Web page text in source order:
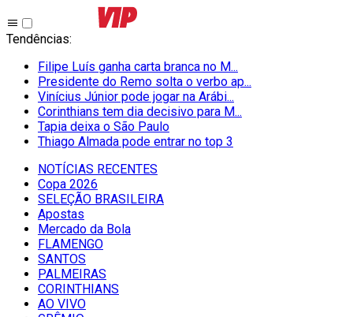
Tendências:
Filipe Luís ganha carta branca no M...
Presidente do Remo solta o verbo ap...
Vinícius Júnior pode jogar na Arábi...
Corinthians tem dia decisivo para M...
Tapia deixa o São Paulo
Thiago Almada pode entrar no top 3
NOTÍCIAS RECENTES
Copa 2026
SELEÇÃO BRASILEIRA
Apostas
Mercado da Bola
FLAMENGO
SANTOS
PALMEIRAS
CORINTHIANS
AO VIVO